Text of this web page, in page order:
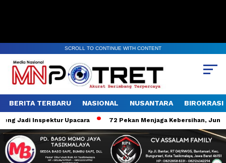
SCROLL TO CONTINUE WITH CONTENT
BERITA TERBARU NASIONAL NUSANTARA BIROKRASI
Jadi Inspektur Upacara 72 Pekan Menjaga Kebersihan,